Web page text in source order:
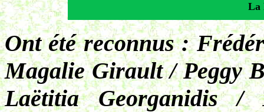
La
Ont été reconnus :
Magalie Girault / Peggy
Laëtitia Georganidis /